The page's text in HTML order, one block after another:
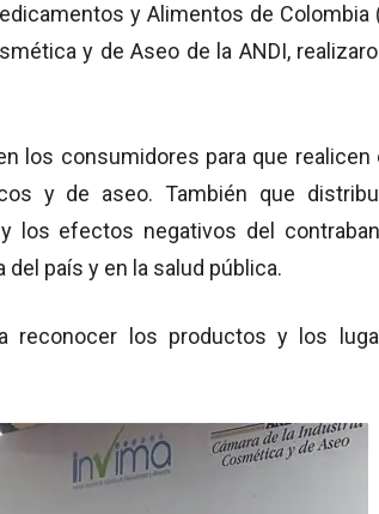
y Alimentos de Colombia
y de Aseo de la ANDI,
los consumidores para que realicen
y de aseo. También que
y los efectos negativos del
país y en la salud pública.
reconocer los productos y los